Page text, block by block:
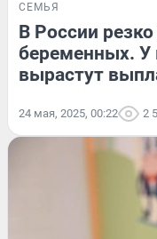
СЕМЬЯ
В России
беременных. У
вырастут
24 мая, 2025, 00:22 2